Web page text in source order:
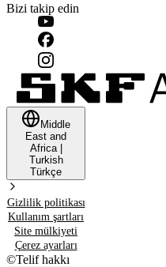
Bizi takip edin
Middle
East and
Africa|
Turkish
Türkçe
Gizlilik politikası
Kullanım şartları
Site mülkiyeti
Çerez ayarları
©Telif hakkı